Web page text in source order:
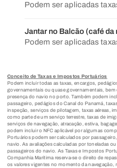
Podem ser aplicadas
Jantar no Balcão (café da
Podem ser aplicadas
Conceito de Taxas e Impostos Portuários
Podem incluir todas as taxas, encargos,
governamentais ou quase governamentais,
presença do navio no porto. Também podem
passageiro, pedágios do Canal do Panamá,
inspeção, serviços de pilotagem, taxas aéreas,
como parte de um serviço terrestre, taxas de
serviços de navegação, atracação, estiva,
podem incluir o NFC aplicável por algumas
Portuários podem ser calculados por
navio. As avaliações calculadas por toneladas
passageiros do navio. As Taxas e Impostos
Companhia Marítima reserva-se o direito de
os valores vigentes no momento da navegação,